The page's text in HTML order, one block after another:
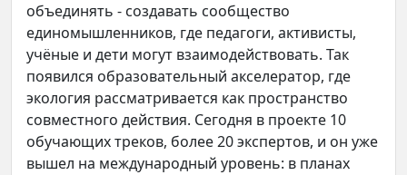
объединять - создавать сообщество
единомышленников, где педагоги, активисты,
учёные и дети могут взаимодействовать. Так
появился образовательный акселератор, где
экология рассматривается как пространство
совместного действия. Сегодня в проекте 10
обучающих треков, более 20 экспертов, и он уже
вышел на международный уровень: в планах